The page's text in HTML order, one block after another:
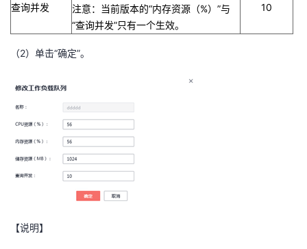
查询并发
注意：当前版本的“内存资源（%）”与
“查询并发”只有一个生效。
10
（2）单击“确定”。
【说明】